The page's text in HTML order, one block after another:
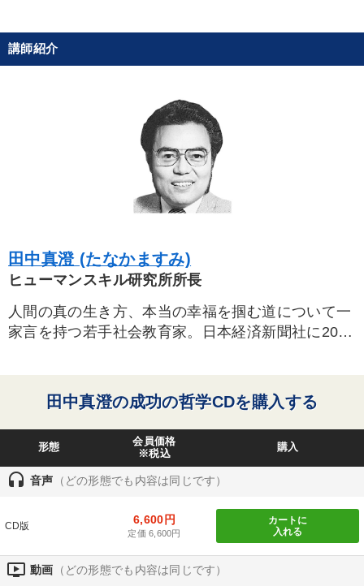
発想力を磨きたい
株式投資 銀行交渉
モノづくり
local_offer タグから探す
すべての音声・動画（全2076タイトル）からお探しいただけます
理念・パーパス
銀行交渉 労務問題・リスク対策
仕事術・ビジネスハック 後継者
講師紹介
田中真澄 (たなかますみ)
ヒューマンスキル研究所所長
人間の真の生き方、本当の幸福を掴む道について一
家言を持つ若手社会教育家。日本経済新聞社に20年
振り捨て独立。
「…乞食になる覚悟があれば…」と奥さんがふとも
らした一語を契機に、乞食への研究と洞察が始ま
る。2年間の様々な体験、研究の結果、明日の糧の
ない乞食が一般人よりもむしろ明るく楽観的に生き
ている事を発見、その生き方を「乞食哲学」として
昭和11年生まれ。福岡県出身
昭和34年 東京教育大学（現筑波大学）卒業、日本
経済新聞社入社
田中真澄の成功の哲学CDを購入する
形態
会員価格
※税込
購入
headset 音声 （どの形態でも内容は同じです）
CD版 6,600円
定価 6,600円
カートに
入れる
ondemand_video 動画 （どの形態でも内容は同じです）